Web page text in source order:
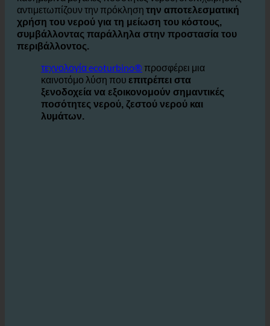
Στοξενοδοχειακή βιομηχανία, όπου απαιτούνται
καθημερινά μεγάλες ποσότητες νερού, οι επιχειρήσεις
αντιμετωπίζουν την πρόκλησητην αποτελεσματική
χρήση του νερού για τη μείωση του κόστους,
συμβάλλοντας παράλληλα στην προστασία του
περιβάλλοντος.
τεχνολογία ecoturbino®προσφέρει μια
καινοτόμο λύση πουεπιτρέπει στα
ξενοδοχεία να εξοικονομούν σημαντικές